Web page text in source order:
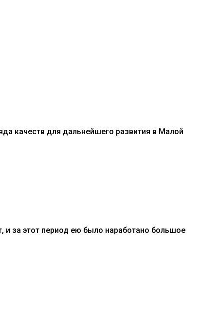
качеств для дальнейшего развития в Малой
и за этот период ею было наработано большое